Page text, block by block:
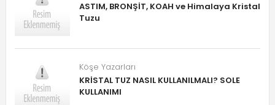
ASTIM, BRONŞİT, KOAH ve Himalaya Kristal
Tuzu
Köşe Yazarları
KRİSTAL TUZ NASIL KULLANILMALI? SOLE
KULLANIMI